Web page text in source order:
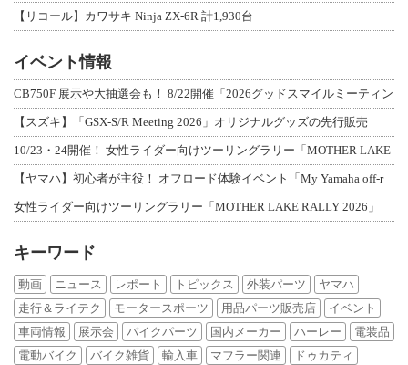
【リコール】カワサキ Ninja ZX-6R 計1,930台
イベント情報
CB750F 展示や大抽選会も！ 8/22開催「2026グッドスマイルミーティン
【スズキ】「GSX-S/R Meeting 2026」オリジナルグッズの先行販売
10/23・24開催！ 女性ライダー向けツーリングラリー「MOTHER LAKE
【ヤマハ】初心者が主役！ オフロード体験イベント「My Yamaha off-r
女性ライダー向けツーリングラリー「MOTHER LAKE RALLY 2026」
キーワード
動画 ニュース レポート トピックス 外装パーツ
ヤマハ
走行＆ライテク
モータースポーツ 用品パーツ販売店
イベント
車両情報
展示会 バイクパーツ 国内メーカー ハーレー
電装品
電動バイク
バイク雑貨 輸入車 マフラー関連 ドゥカティ